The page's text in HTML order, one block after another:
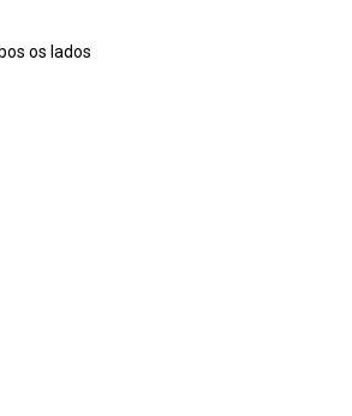
os lados